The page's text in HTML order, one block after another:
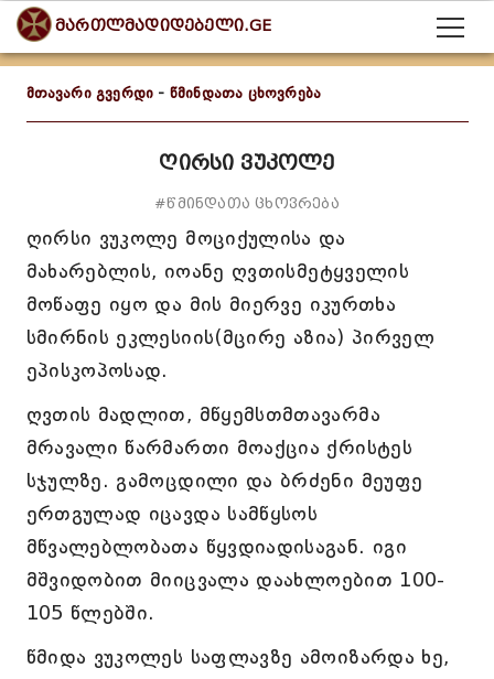
მართლმადიდებელი.GE
მთავარი გვერდი - წმინდათა ცხოვრება
ღირსი ვუკოლე
#წმინდათა ცხოვრება
ღირსი ვუკოლე მოციქულისა და
მახარებლის, იოანე ღვთისმეტყველის
მოწაფე იყო და მის მიერვე იკურთხა
სმირნის ეკლესიის(მცირე აზია) პირველ
ეპისკოპოსად.
ღვთის მადლით, მწყემსთმთავარმა
მრავალი წარმართი მოაქცია ქრისტეს
სჯულზე. გამოცდილი და ბრძენი მეუფე
ერთგულად იცავდა სამწყსოს
მწვალებლობათა წყვდიადისაგან. იგი
მშვიდობით მიიცვალა დაახლოებით 100-
105 წლებში.
წმიდა ვუკოლეს საფლავზე ამოიზარდა ხე,